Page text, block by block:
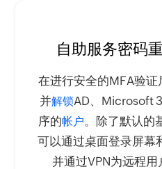
自助服务密码
在进行安全的MFA验证
并解锁AD、Microsoft
序的帐户。除了默认的
可以通过桌面登录屏幕
并通过VPN为远程用